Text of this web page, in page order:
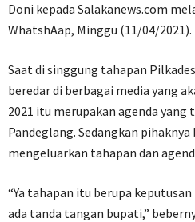
Doni kepada Salakanews.com
WhatshAap, Minggu (11/04/2021).
Saat di singgung tahapan
beredar di berbagai media yang
2021 itu merupakan agenda
Pandeglang. Sedangkan
mengeluarkan tahapan dan
“Ya tahapan itu berupa
ada tanda tangan bupati,”